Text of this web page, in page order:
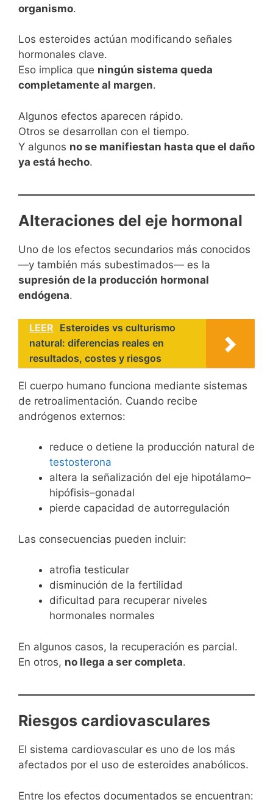
organismo.
Los esteroides actúan modificando señales
hormonales clave.
Eso implica que ningún sistema queda
completamente al margen.
Algunos efectos aparecen rápido.
Otros se desarrollan con el tiempo.
Y algunos no se manifiestan hasta que el daño
ya está hecho.
Alteraciones del eje hormonal
Uno de los efectos secundarios más conocidos
—y también más subestimados— es la
supresión de la producción hormonal
endógena.
LEER Esteroides vs culturismo
natural: diferencias reales en
resultados, costes y riesgos
El cuerpo humano funciona mediante sistemas
de retroalimentación. Cuando recibe
andrógenos externos:
reduce o detiene la producción natural de
testosterona
altera la señalización del eje hipotálamo–
hipófisis–gonadal
pierde capacidad de autorregulación
Las consecuencias pueden incluir:
atrofia testicular
disminución de la fertilidad
dificultad para recuperar niveles
hormonales normales
En algunos casos, la recuperación es parcial.
En otros, no llega a ser completa.
Riesgos cardiovasculares
El sistema cardiovascular es uno de los más
afectados por el uso de esteroides anabólicos.
Entre los efectos documentados se encuentran: